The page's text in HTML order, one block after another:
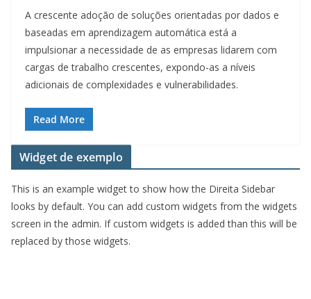
A crescente adoção de soluções orientadas por dados e
baseadas em aprendizagem automática está a
impulsionar a necessidade de as empresas lidarem com
cargas de trabalho crescentes, expondo-as a níveis
adicionais de complexidades e vulnerabilidades.
Read More
Widget de exemplo
This is an example widget to show how the Direita Sidebar
looks by default. You can add custom widgets from the widgets
screen in the admin. If custom widgets is added than this will be
replaced by those widgets.